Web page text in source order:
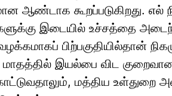
ஆண்டாக கூறப்படுகிறது. எல்
இடையில் உச்சத்தை
பிற்பகுதியில்தான்
இயல்பை விட
மத்திய